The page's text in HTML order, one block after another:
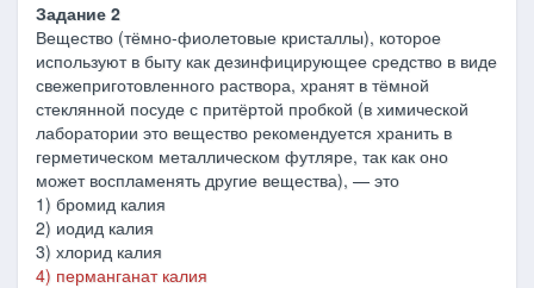
Задание 2
Вещество (тёмно-фиолетовые кристаллы), которое
используют в быту как дезинфицирующее средство в виде
свежеприготовленного раствора, хранят в тёмной
стеклянной посуде с притёртой пробкой (в химической
лаборатории это вещество рекомендуется хранить в
герметическом металлическом футляре, так как оно
может воспламенять другие вещества), — это
1) бромид калия
2) иодид калия
3) хлорид калия
4) перманганат калия